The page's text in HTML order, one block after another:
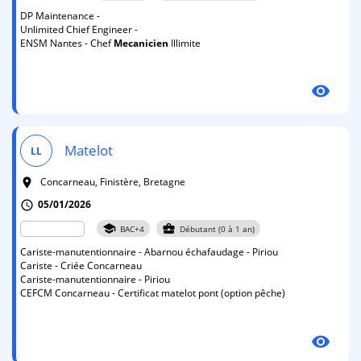
DP Maintenance -
Unlimited Chief Engineer -
ENSM Nantes - ChefMecanicien Illimite
visibility
LL Matelot
room
Concarneau, Finistère, Bretagne
schedule 05/01/2026
school BAC+4 business_center Débutant (0 à 1 an)
Cariste-manutentionnaire - Abarnou échafaudage - Piriou
Cariste - Criée Concarneau
Cariste-manutentionnaire - Piriou
CEFCM Concarneau - Certificat matelot pont (option pêche)
visibility